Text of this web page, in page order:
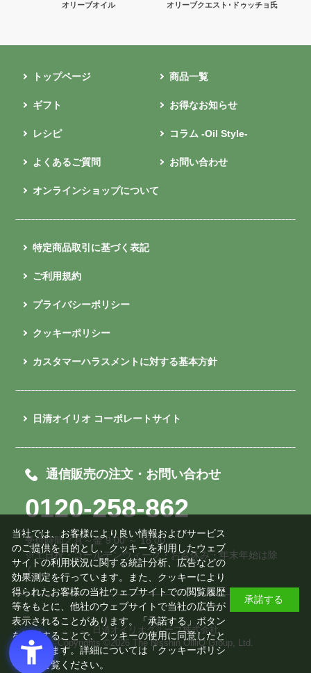
オリーブオイル
オリーブクエスト･ドゥッチョ氏
トップページ 商品一覧
ギフト お得なお知らせ
レシピ コラム -Oil Style-
よくあるご質問 お問い合わせ
オンラインショップについて
特定商品取引に基づく表記
ご利用規約
プライバシーポリシー
クッキーポリシー
カスタマーハラスメントに対する基本方針
日清オイリオ コーポレートサイト
通信販売の注文・お問い合わせ
0120-258-862
受付時間／月～金 9:00 ～ 18:00
※土日祝・ゴールデンウィーク・お盆休み・年末年始は除
く
日清オイリオグループ株式会社
Copyrights ©2026 The Nisshin OilliO Group, Ltd.
当社では、お客様により良い情報およびサービス
のご提供を目的とし、クッキーを利用したウェブ
サイトの利用状況に関する統計分析、広告などの
効果測定を行っています。また、クッキーにより
得られたお客様の当社ウェブサイトでの閲覧履歴
等をもとに、他社のウェブサイトで当社の広告が
表示されることがあります。「承諾する」ボタン
を押下することで、クッキーの使用に同意したと
みなされます。詳細については「クッキーポリシ
ー
」をご覧ください。
承諾する